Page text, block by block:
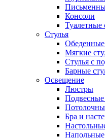
Консоли
Туалетные
Стулья
Обеденные
Мягкие
Стулья с
Барные
Освещение
Люстры
Подвесные
Бра и
Напольные